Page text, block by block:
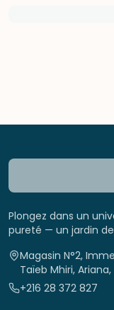
Plongez dans un
pureté — un jardin
Magasin N°2,
Taïeb Mhiri,
+216 28 372 827